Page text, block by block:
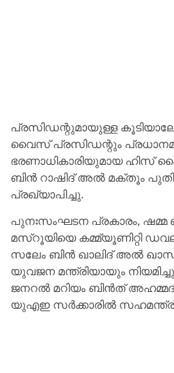
പ്രസിഡന്റുമായുള്ള
വൈസ് പ്രസിഡന്റും
ഭരണാധികാരിയുമായ
ബിൻ റാഷിദ് അൽ മക്തൂം
പ്രഖ്യാപിച്ചു.
പുനഃസംഘടന പ്രകാരം,
മസ്‌റൂയിയെ കമ്മ്യൂണിറ്റി
സലേം ബിൻ ഖാലിദ് അൽ
യുവജന മന്ത്രിയായും
ജനറൽ മറിയം ബിൻത്
യുഎഇ സർക്കാരിൽ